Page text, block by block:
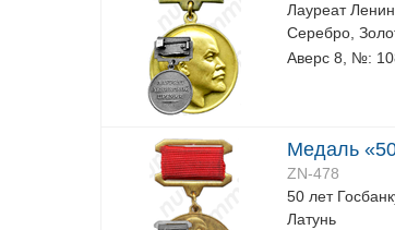
Лауреат
Серебро,
Аверс 8, №:
Медаль
ZN-478
50 лет
Латунь